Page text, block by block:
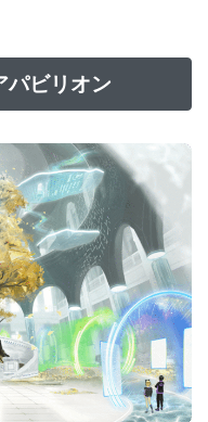
パビリオン